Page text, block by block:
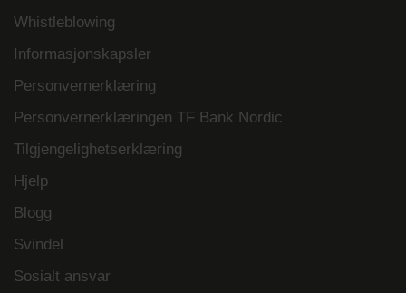
Whistleblowing
Informasjonskapsler
Personvernerklæring
Personvernerklæringen TF Bank Nordic
Tilgjengelighetserklæring
Hjelp
Blogg
Svindel
Sosialt ansvar